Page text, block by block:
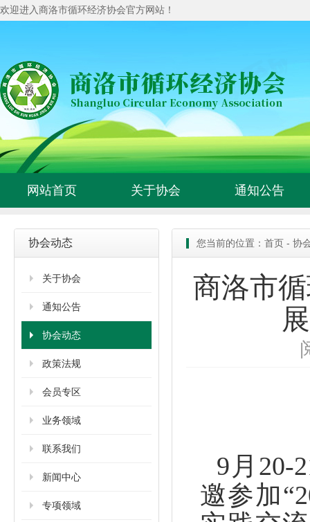
欢迎进入商洛市循环经济协会官方网站！
网站首页 关于协会 通知公告
协会动态
关于协会
通知公告
协会动态
政策法规
会员专区
业务领域
联系我们
新闻中心
专项领域
您当前的位置： 首页 - 协
商洛市
9月20-
邀参加